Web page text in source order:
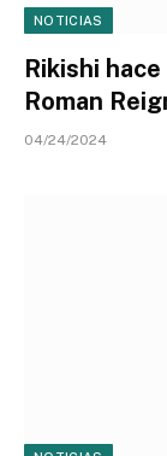
NOTICIAS
Rikishi
Roman
04/24/2024